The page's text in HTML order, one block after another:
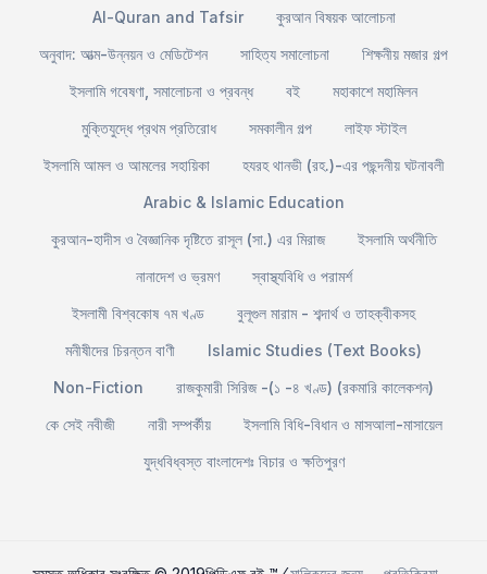
Al-Quran and Tafsir
কুরআন বিষয়ক আলোচনা
অনুবাদ: আত্ম-উন্নয়ন ও মেডিটেশন
সাহিত্য সমালোচনা
শিক্ষনীয় মজার গল্প
ইসলামি গবেষণা, সমালোচনা ও প্রবন্ধ
বই
মহাকাশে মহামিলন
মুক্তিযুদ্ধে প্রথম প্রতিরোধ
সমকালীন গল্প
লাইফ স্টাইল
ইসলামি আমল ও আমলের সহায়িকা
হযরহ থানভী (রহ.)-এর পছন্দনীয় ঘটনাবলী
Arabic & Islamic Education
কুরআন-হাদীস ও বৈজ্ঞানিক দৃষ্টিতে রাসূল (সা.) এর মিরাজ
ইসলামি অর্থনীতি
নানাদেশ ও ভ্রমণ
স্বাস্থ্যবিধি ও পরামর্শ
ইসলামী বিশ্বকোষ ৭ম খণ্ড
বুলূগুল মারাম - শব্দার্থ ও তাহক্বীকসহ
মনীষীদের চিরন্তন বাণী
Islamic Studies (Text Books)
Non-Fiction
রাজকুমারী সিরিজ -(১ -৪ খণ্ড) (রকমারি কালেকশন)
কে সেই নবীজী
নারী সম্পর্কীয়
ইসলামি বিধি-বিধান ও মাসআলা-মাসায়েল
যুদ্ধবিধ্বস্ত বাংলাদেশঃ বিচার ও ক্ষতিপুরণ